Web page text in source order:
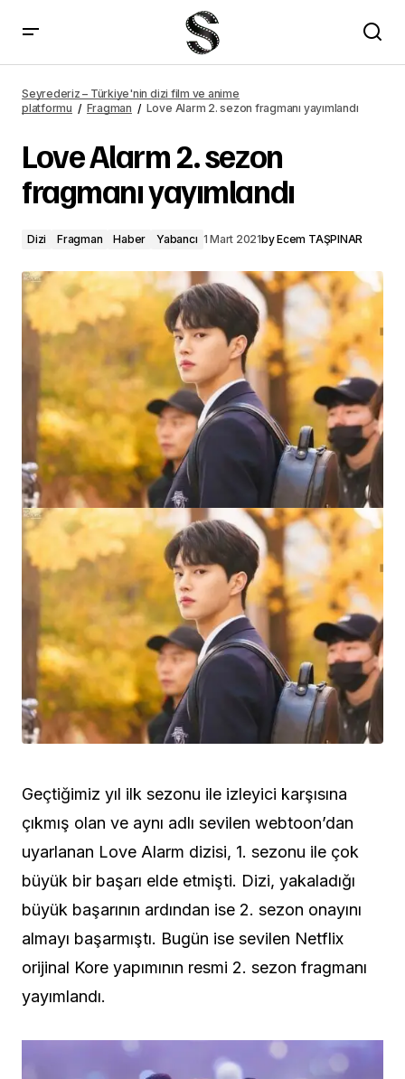
Seyrederiz – Türkiye'nin dizi film ve anime
platformu
Fragman Love Alarm 2. sezon fragmanı yayımlandı
Love Alarm 2. sezon
fragmanı yayımlandı
Dizi Fragman Haber Yabancı 1 Mart 2021byEcem TAŞPINAR
Geçtiğimiz yıl ilk sezonu ile izleyici karşısına
çıkmış olan ve aynı adlı sevilen webtoon’dan
uyarlanan Love Alarm dizisi, 1. sezonu ile çok
büyük bir başarı elde etmişti. Dizi, yakaladığı
büyük başarının ardından ise 2. sezon onayını
almayı başarmıştı. Bugün ise sevilen Netflix
orijinal Kore yapımının resmi 2. sezon fragmanı
yayımlandı.